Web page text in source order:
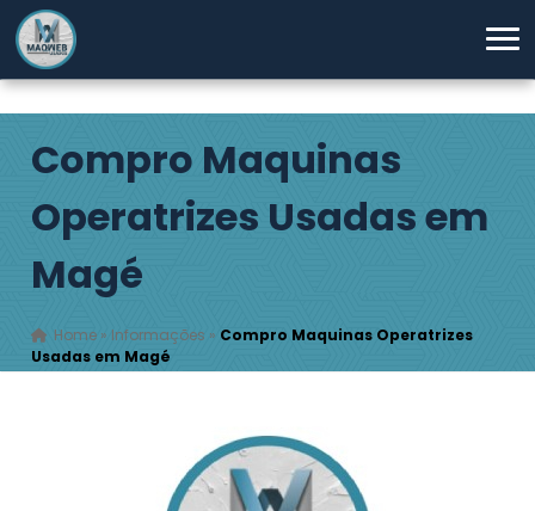
Compro Maquinas
Operatrizes Usadas em
Magé
Home » Informações » Compro Maquinas Operatrizes
Usadas em Magé